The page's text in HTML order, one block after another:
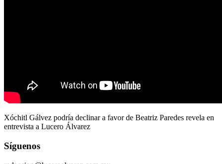
Xóchitl Gálvez podría declinar a favor de Beatriz Paredes revela en
entrevista a Lucero Álvarez
Síguenos